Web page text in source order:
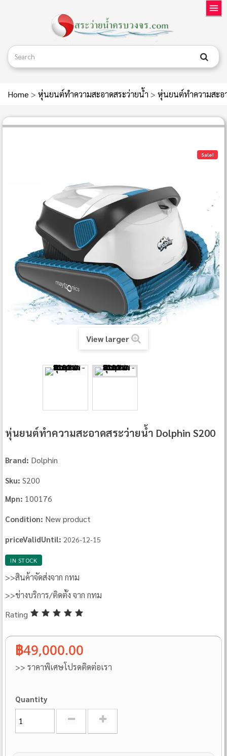
Home > หุ่นยนต์ทำความสะอาดสระว่ายน้ำ > หุ่นยนต์ทำความสะอ
Sale!
View larger
หุ่นยนต์ทำความสะอาดสระว่ายน้ำ Dolphin S200
Brand: Dolphin
Sku: S200
Mpn: 100176
Condition: New product
priceValidUntil: 2026-12-15
IN STOCK
>>สินค้าจัดส่งจาก กทม
>>ช่างบริการ/ติดตั้ง จาก กทม
Rating
฿49,000.00
>> ราคาพิเศษโปรดติดต่อเรา
Quantity